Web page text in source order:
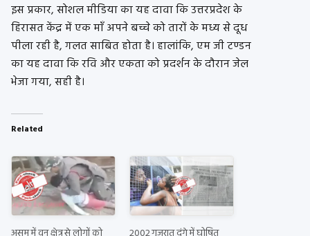
इस प्रकार, सोशल मीडिया का यह दावा कि उत्तरप्रदेश के
हिरासत केंद्र में एक माँ अपने बच्चे को तारों के मध्य से दूध
पीला रही है, गलत साबित होता है। हालांकि, एम जी टण्डन
का यह दावा कि रवि और एकता को प्रदर्शन के दौरान जेल
भेजा गया, सही है।
Related